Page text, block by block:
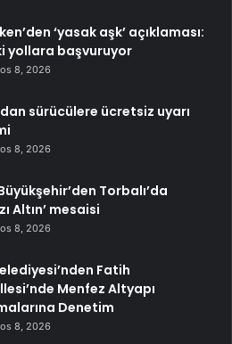
‘yasak aşk’ açıklaması:
yollara başvuruyor
8, 2026
sürücülere ücretsiz uyarı
8, 2026
Torbalı’da
Altın’ mesaisi
8, 2026
Fatih
Menfez Altyapı
Denetim
8, 2026